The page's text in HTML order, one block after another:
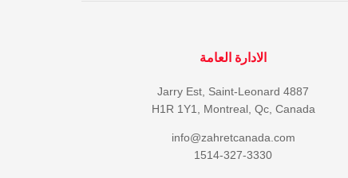
الادارة العامة
4887 Jarry Est, Saint-Leonard
H1R 1Y1, Montreal, Qc, Canada
info@zahretcanada.com
1514-327-3330